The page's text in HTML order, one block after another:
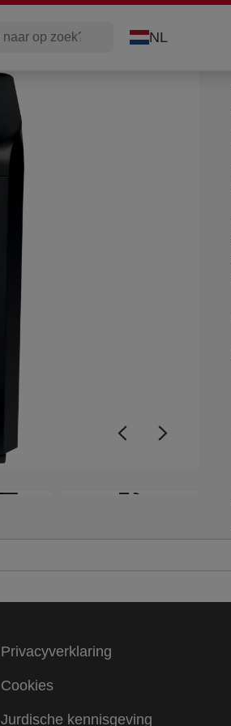
NL
+3
Privacyverklaring
Cookies
Jurdische kennisgeving